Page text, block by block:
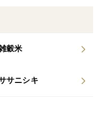
カオリはその遺伝子を
パンに向いています。
様々な地域で育てるこ
穀米
サニシキ